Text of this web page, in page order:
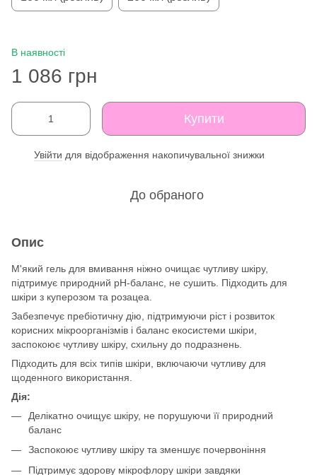
В наявності
1 086 грн
Купити
Увійти для відображення накопичувальної знижки
До обраного
Опис
М'який гель для вмивання ніжно очищає чутливу шкіру,
підтримує природний pH-баланс, не сушить. Підходить для
шкіри з куперозом та розацеа.
Забезпечує пребіотичну дію, підтримуючи ріст і розвиток
корисних мікроорганізмів і баланс екосистеми шкіри,
заспокоює чутливу шкіру, схильну до подразнень.
Підходить для всіх типів шкіри, включаючи чутливу для
щоденного використання.
Дія:
Делікатно очищує шкіру, не порушуючи її природний
баланс
Заспокоює чутливу шкіру та зменшує почервоніння
Підтримує здорову мікрофлору шкіри завдяки